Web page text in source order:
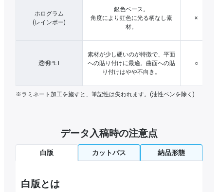
ホログラム
(レインボー)
銀色ベース。
角度により虹色に光る柄なし素
材。
×
透明PET
素材が少し硬いのが特徴で、平面
への貼り付けに最適。曲面への貼
り付けはやや不向き。
○
※ラミネート加工を施すと、筆記性は失われます。(油性ペンを除く)
データ入稿時の注意点
白版 カットパス 納品形態
白版とは